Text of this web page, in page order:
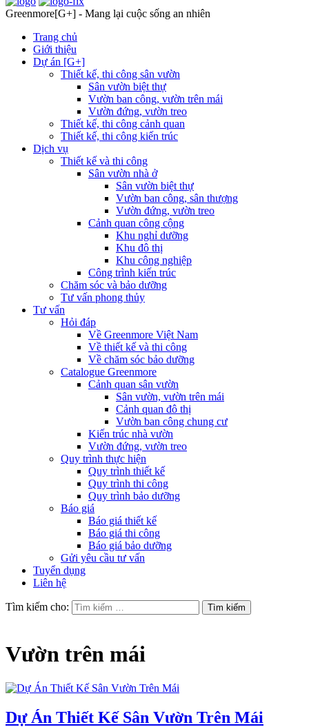
Greenmore[G+] - Mang lại cuộc sống an nhiên
Trang chủ
Giới thiệu
Dự án [G+]
Thiết kế, thi công sân vườn
Sân vườn biệt thự
Vườn ban công, vườn trên mái
Vườn đứng, vườn treo
Thiết kế, thi công cảnh quan
Thiết kế, thi công kiến trúc
Dịch vụ
Thiết kế và thi công
Sân vườn nhà ở
Sân vườn biệt thự
Vườn ban công, sân thượng
Vườn đứng, vườn treo
Cảnh quan công cộng
Khu nghỉ dưỡng
Khu đô thị
Khu công nghiệp
Công trình kiến trúc
Chăm sóc và bảo dưỡng
Tư vấn phong thủy
Tư vấn
Hỏi đáp
Về Greenmore Việt Nam
Về thiết kế và thi công
Về chăm sóc bảo dưỡng
Catalogue Greenmore
Cảnh quan sân vườn
Sân vườn, vườn trên mái
Cảnh quan đô thị
Vườn ban công chung cư
Kiến trúc nhà vườn
Vườn đứng, vườn treo
Quy trình thực hiện
Quy trình thiết kế
Quy trình thi công
Quy trình bảo dưỡng
Báo giá
Báo giá thiết kế
Báo giá thi công
Báo giá bảo dưỡng
Gửi yêu cầu tư vấn
Tuyển dụng
Liên hệ
Tìm kiếm cho:
Vườn trên mái
Dự Án Thiết Kế Sân Vườn Trên Mái